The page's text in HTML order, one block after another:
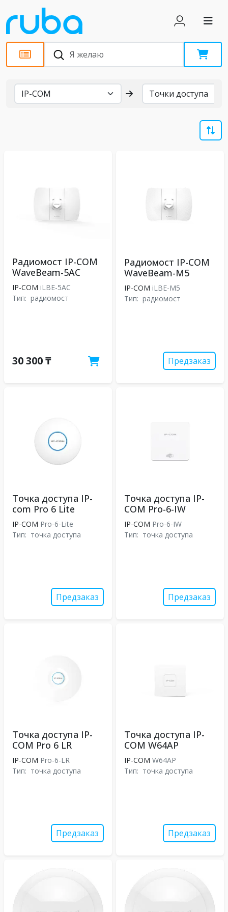
Бренды
Радиомост IP-COM
WaveBeam-5AC
IP-COM iLBE-5AC
Тип: радиомост
30 300 ₸
Радиомост IP-COM
WaveBeam-M5
IP-COM iLBE-M5
Тип: радиомост
Предзаказ
Точка доступа IP-
com Pro 6 Lite
IP-COM Pro-6-Lite
Тип: точка доступа
Предзаказ
Точка доступа IP-
COM Pro-6-IW
IP-COM Pro-6-IW
Тип: точка доступа
Предзаказ
Точка доступа IP-
COM Pro 6 LR
IP-COM Pro-6-LR
Тип: точка доступа
Предзаказ
Точка доступа IP-
COM W64AP
IP-COM W64AP
Тип: точка доступа
Предзаказ